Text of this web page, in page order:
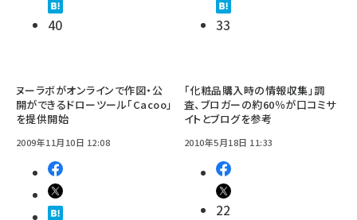
40 33
ヌーラボがオンラインで作図・公
開ができるドローツール「Cacoo」
を提供開始
2009年11月10日 12:08
「化粧品購入時の情報収集」調
査、ブロガーの約60％が口コミサ
イトとブログを参考
2010年5月18日 11:33
22